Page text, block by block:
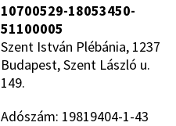
10700529-18053450-
51100005
Szent István Plébánia, 1237
Budapest, Szent László u.
149.
Adószám: 19819404-1-43